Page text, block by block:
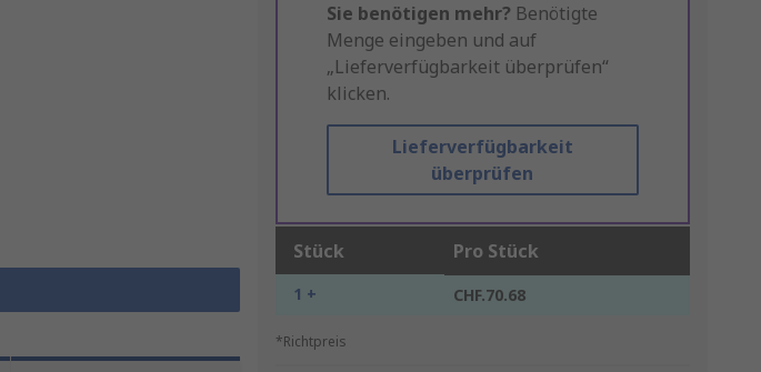
Sie benötigen mehr? Benötigte
Menge eingeben und auf
„Lieferverfügbarkeit überprüfen“
klicken.
Lieferverfügbarkeit
überprüfen
Stück Pro Stück
1 + CHF.70.68
*Richtpreis